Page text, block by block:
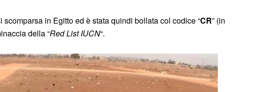
in Egitto ed è stata quindi bollata col codice “CR” (in
della “Red List IUCN“.